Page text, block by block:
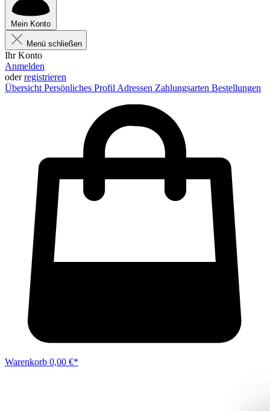
Mein Konto
Menü schließen
Ihr Konto
Anmelden
oderregistrieren
Übersicht Persönliches Profil Adressen Zahlungsarten Bestellungen
Warenkorb 0,00 €*